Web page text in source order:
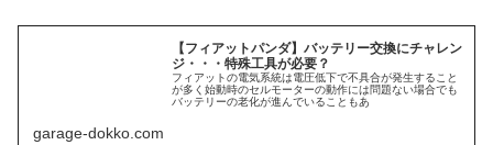
【フィアットパンダ】バッテリー交換にチャレン
ジ・・・特殊工具が必要？
フィアットの電気系統は電圧低下で不具合が発生すること
が多く始動時のセルモーターの動作には問題ない場合でも
バッテリーの老化が進んでいることもあ
garage-dokko.com